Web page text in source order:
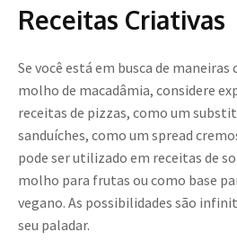
Receitas Criativas
Se você está em busca de maneiras
molho de macadâmia, considere
receitas de pizzas, como um
sanduíches, como um spread
pode ser utilizado em receitas de
molho para frutas ou como base
vegano. As possibilidades são
seu paladar.